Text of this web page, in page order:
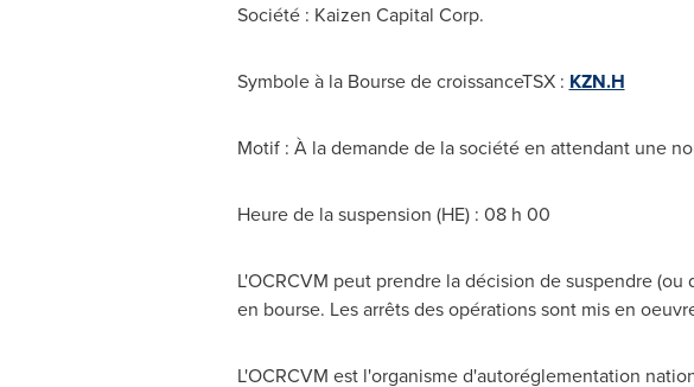
Société : Kaizen Capital Corp.
Symbole à la Bourse de croissanceTSX : KZN.H
Motif : À la demande de la société en attendant une
Heure de la suspension (HE) : 08 h 00
L'OCRCVM peut prendre la décision de suspendre
en bourse. Les arrêts des opérations sont mis en
L'OCRCVM est l'organisme d'autoréglementation